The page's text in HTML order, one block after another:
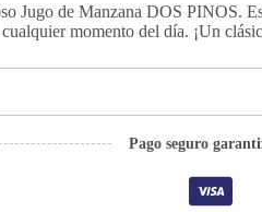
Jugo de Manzana DOS PINOS.
momento del día. ¡Un
Pago seguro